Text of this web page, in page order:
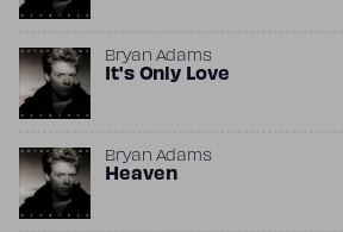
Bryan Adams
It's Only Love
Bryan Adams
Heaven